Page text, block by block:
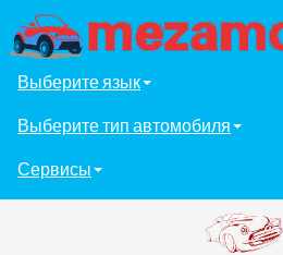
Выберите язык
Выберите тип автомобиля
Сервисы